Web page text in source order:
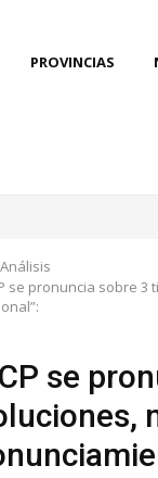
PROVINCIAS
Análisis
se pronuncia sobre
se